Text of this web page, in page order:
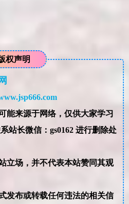
权声明
能来源于网络，仅供大家学习
信：gs0162 进行删除处
立场，并不代表本站赞同其观
发布或转载任何违法的相关信